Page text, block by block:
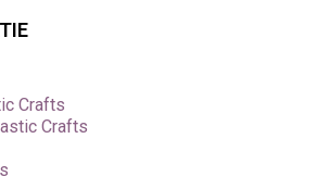
Crafts
Crafts